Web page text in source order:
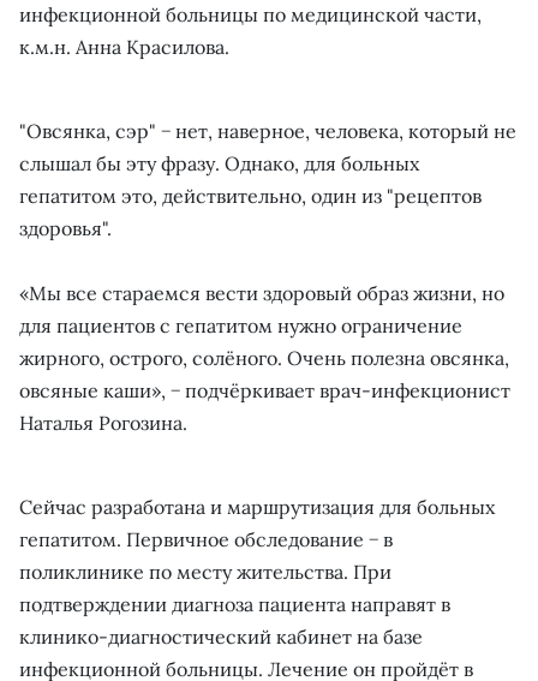
инфекционной больницы по медицинской части,
к.м.н. Анна Красилова.
"Овсянка, сэр" − нет, наверное, человека, который не
слышал бы эту фразу. Однако, для больных
гепатитом это, действительно, один из "рецептов
здоровья".
«Мы все стараемся вести здоровый образ жизни, но
для пациентов с гепатитом нужно ограничение
жирного, острого, солёного. Очень полезна овсянка,
овсяные каши», − подчёркивает врач-инфекционист
Наталья Рогозина.
Сейчас разработана и маршрутизация для больных
гепатитом. Первичное обследование − в
поликлинике по месту жительства. При
подтверждении диагноза пациента направят в
клинико-диагностический кабинет на базе
инфекционной больницы. Лечение он пройдёт в